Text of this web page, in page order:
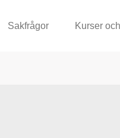
Sakfrågor Kurser